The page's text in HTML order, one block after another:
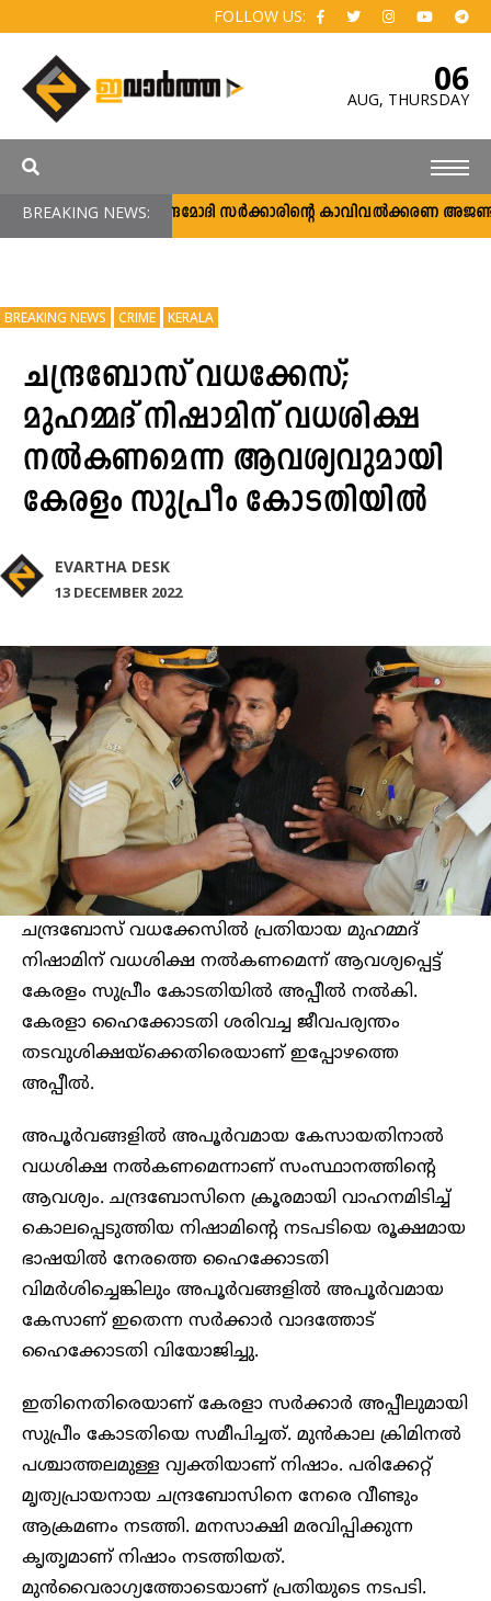
FOLLOW US:
06
AUG, THURSDAY
BREAKING NEWS:നരേന്ദ്രമോദി സര്‍ക്കാരിന്റെ കാവിവല്‍ക്കരണ
BREAKING NEWS CRIME KERALA
ചന്ദ്രബോസ് വധക്കേസ്;
മുഹമ്മദ് നിഷാമിന് വധശിക്ഷ
നല്‍കണമെന്ന ആവശ്യവുമായി
കേരളം സുപ്രീം കോടതിയിൽ
EVARTHA DESK
13 DECEMBER 2022
ചന്ദ്രബോസ് വധക്കേസിൽ പ്രതിയായ മുഹമ്മദ്
നിഷാമിന് വധശിക്ഷ നല്‍കണമെന്ന് ആവശ്യപ്പെട്ട്
കേരളം സുപ്രീം കോടതിയിൽ അപ്പീൽ നൽകി.
കേരളാ ഹൈക്കോടതി ശരിവച്ച ജീവപര്യന്തം
തടവുശിക്ഷയ്‌ക്കെതിരെയാണ് ഇപ്പോഴത്തെ
അപ്പീൽ.
അപൂര്‍വങ്ങളില്‍ അപൂര്‍വമായ കേസായതിനാൽ
വധശിക്ഷ നല്‍കണമെന്നാണ് സംസ്ഥാനത്തിന്റെ
ആവശ്യം. ചന്ദ്രബോസിനെ ക്രൂരമായി വാഹനമിടിച്ച്
കൊലപ്പെടുത്തിയ നിഷാമിന്റെ നടപടിയെ രൂക്ഷമായ
ഭാഷയിൽ നേരത്തെ ഹൈക്കോടതി
വിമർശിച്ചെങ്കിലും അപൂര്‍വങ്ങളില്‍ അപൂര്‍വമായ
കേസാണ് ഇതെന്ന സര്‍ക്കാര്‍ വാദത്തോട്
ഹൈക്കോടതി വിയോജിച്ചു.
ഇതിനെതിരെയാണ് കേരളാ സര്‍ക്കാര്‍ അപ്പീലുമായി
സുപ്രീം കോടതിയെ സമീപിച്ചത്. മുൻകാല ക്രിമിനൽ
പശ്ചാത്തലമുള്ള വ്യക്തിയാണ് നിഷാം. പരിക്കേറ്റ്
മൃത്യപ്രായനായ ചന്ദ്രബോസിനെ നേരെ വീണ്ടും
ആക്രമണം നടത്തി. മനസാക്ഷി മരവിപ്പിക്കുന്ന
കൃതൃമാണ് നിഷാം നടത്തിയത്.
മുൻവൈരാഗ്യത്തോടെയാണ് പ്രതിയുടെ നടപടി.